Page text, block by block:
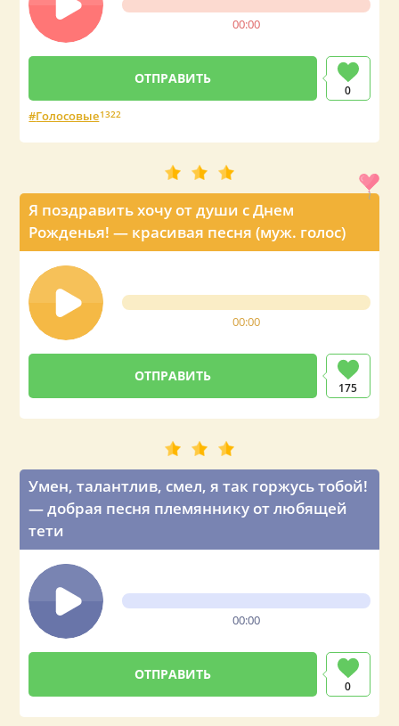
00:00
0
Голосовые1322
Я поздравить хочу от души с Днем
Рожденья! — красивая песня (муж. голос)
00:00
175
Умен, талантлив, смел, я так горжусь тобой!
— добрая песня племяннику от любящей
тети
00:00
0